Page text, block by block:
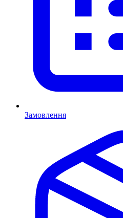
Замовлення